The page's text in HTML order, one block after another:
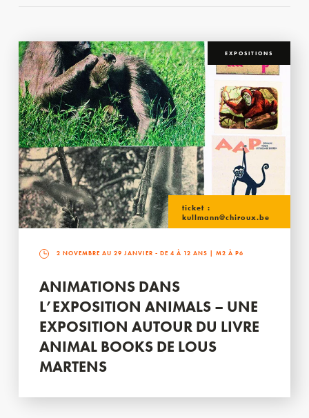
EXPOSITIONS
ticket :
kullmann@chiroux.be
2 NOVEMBRE AU 29 JANVIER - DE 4 À 12 ANS | M2 À P6
ANIMATIONS DANS
L’EXPOSITION ANIMALS – UNE
EXPOSITION AUTOUR DU LIVRE
ANIMAL BOOKS DE LOUS
MARTENS